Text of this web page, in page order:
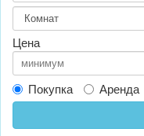
Цена
Покупка
Аренда